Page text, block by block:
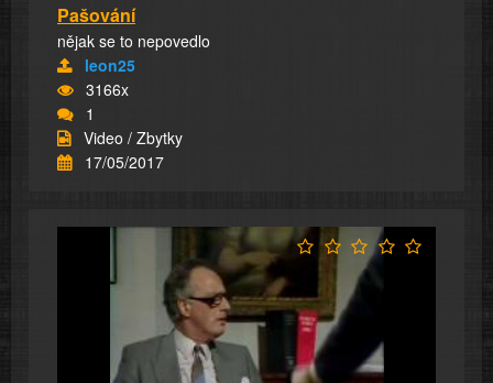
Pašování
nějak se to nepovedlo
leon25
3166x
1
Video / Zbytky
17/05/2017